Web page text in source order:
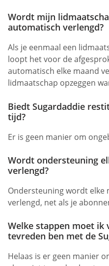
Wordt mijn
automatisch verlengd?
Als je eenmaal een
loopt het voor de
automatisch elke maand
lidmaatschap opzeggen
Biedt Sugardaddie
tijd?
Er is geen manier om
Wordt ondersteuning
verlengd?
Ondersteuning wordt elke
verlengd, net als je
Welke stappen moet ik
tevreden ben met de
Helaas is er geen manier